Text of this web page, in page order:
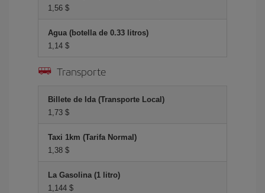
1,56 $
Agua (botella de 0.33 litros)
1,14 $
Transporte
Billete de Ida (Transporte Local)
1,73 $
Taxi 1km (Tarifa Normal)
1,38 $
La Gasolina (1 litro)
1,144 $